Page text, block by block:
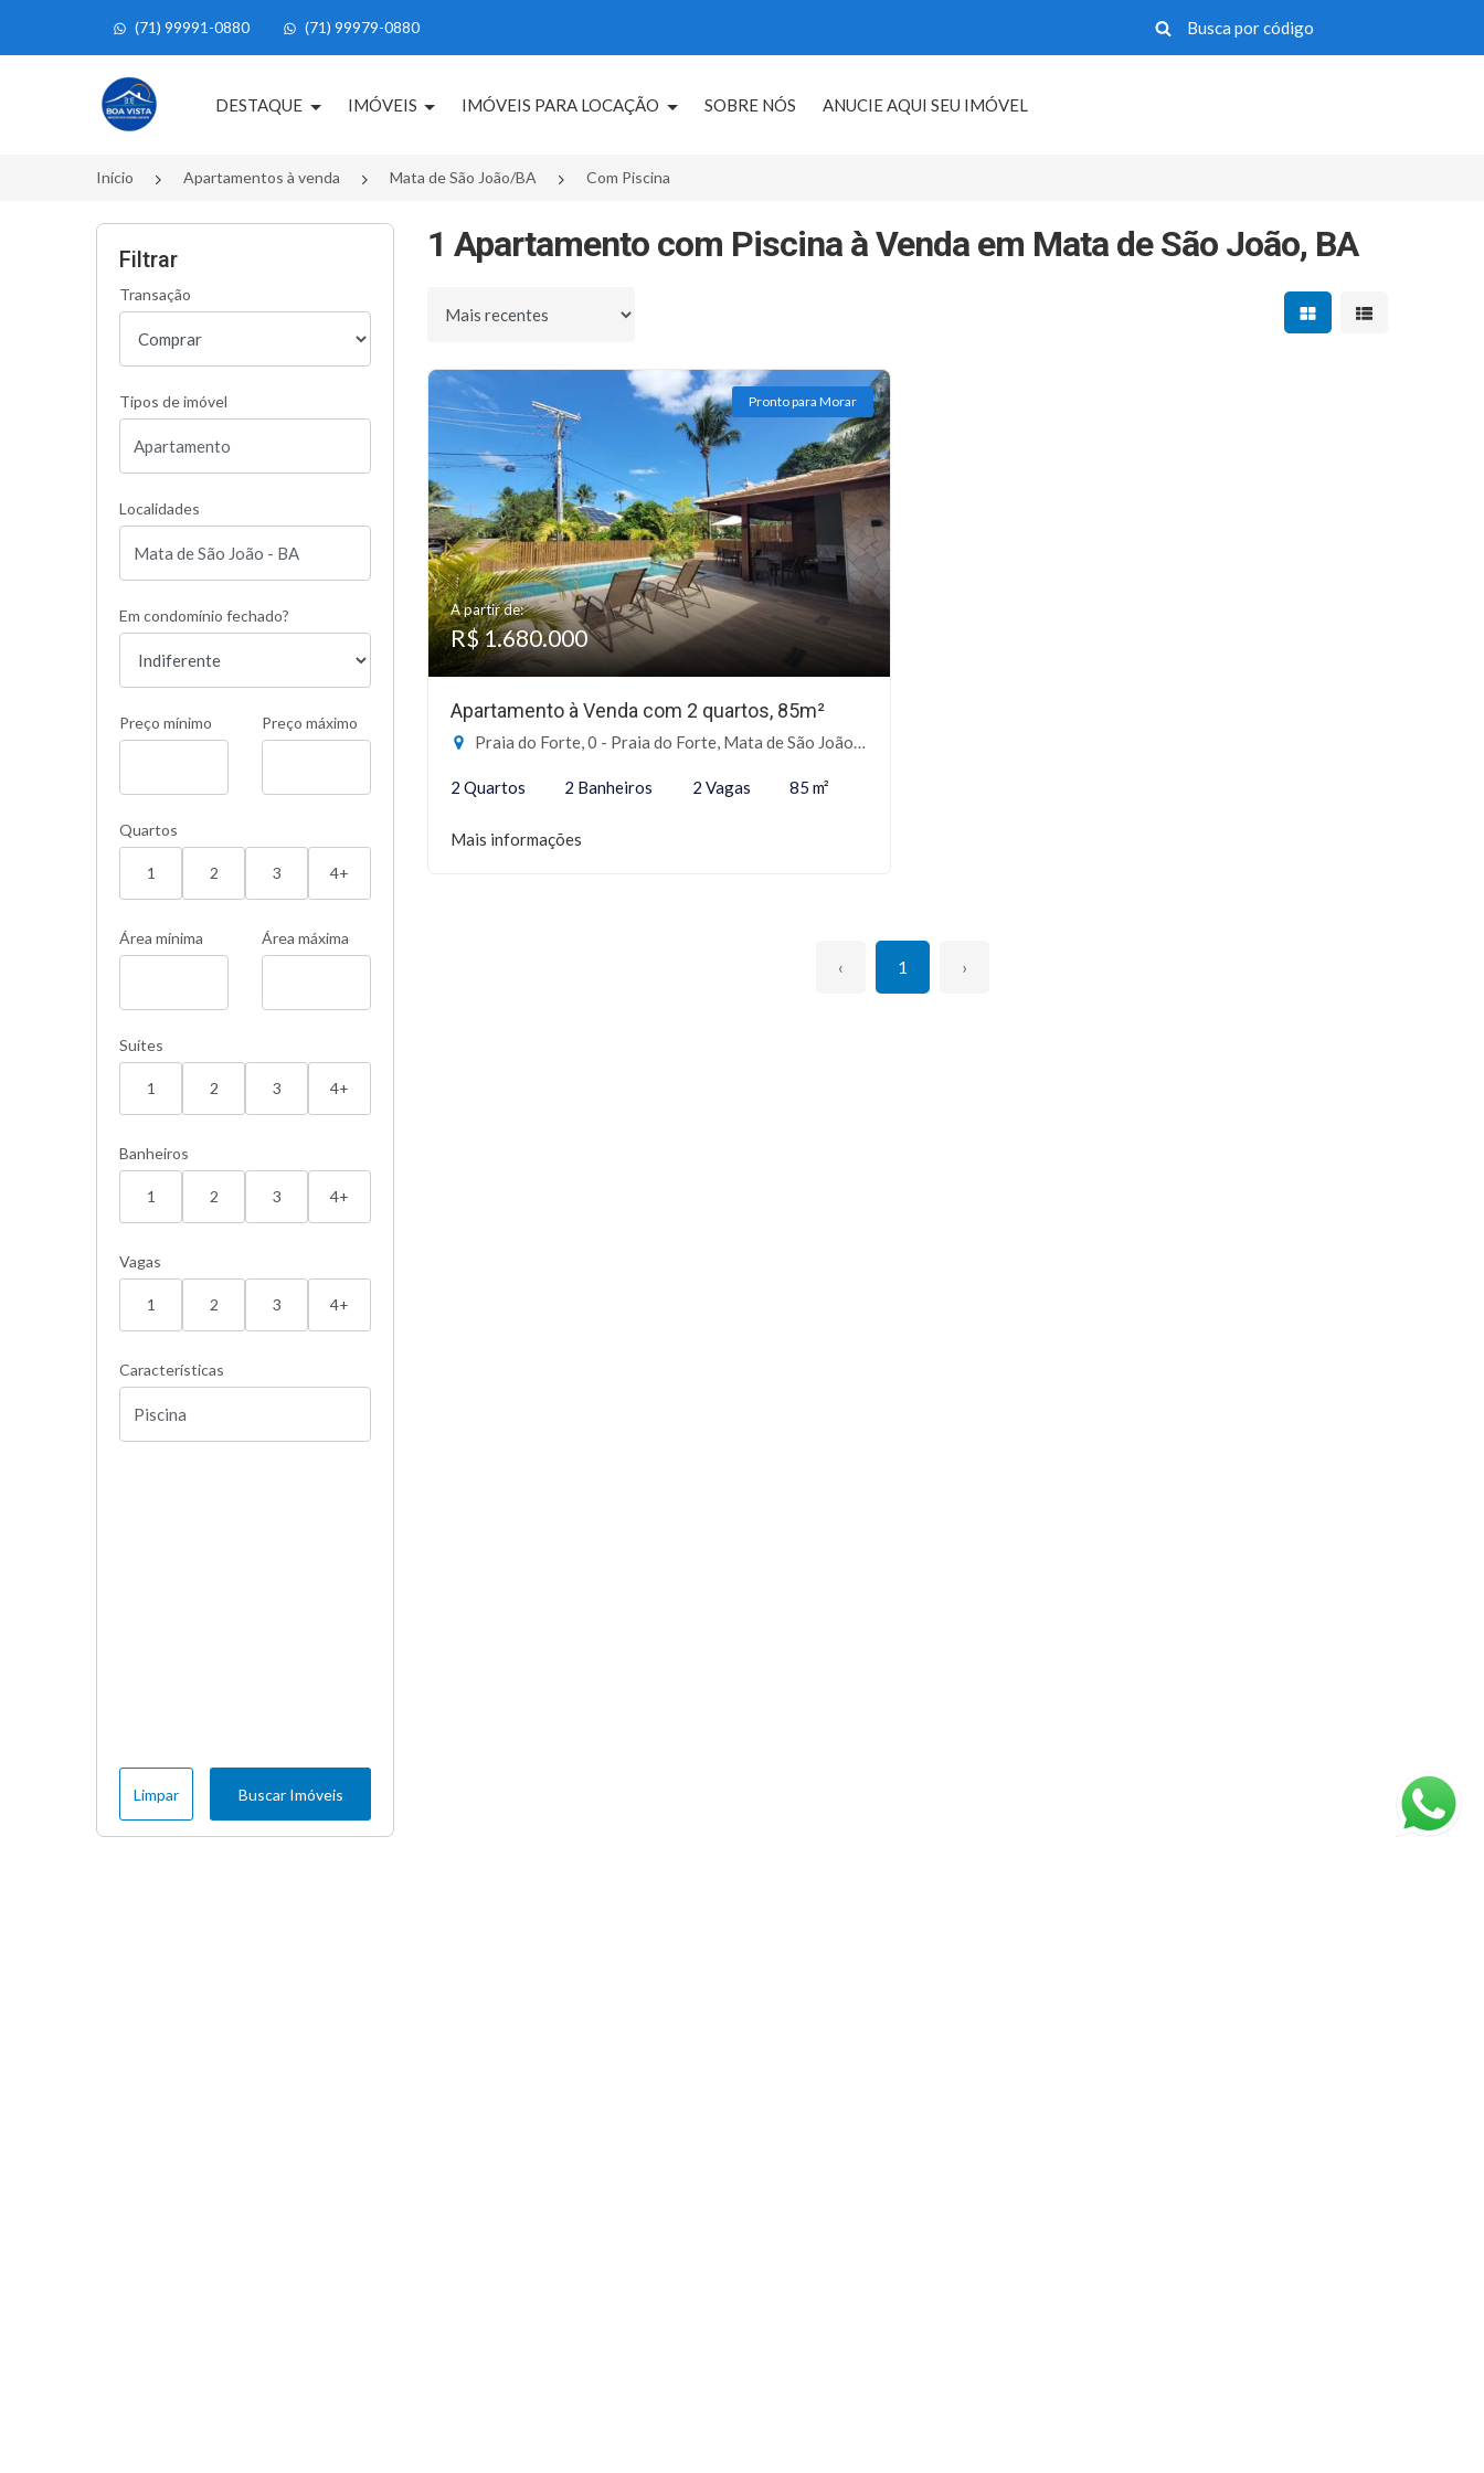
(71) 99991-0880 (71) 99979-0880
Página inicial
DESTAQUE IMÓVEIS IMÓVEIS PARA LOCAÇÃO SOBRE NÓS ANUCIE AQUI SEU IMÓVEL
Início Apartamentos à venda Mata de São João/BA Com Piscina
Filtrar
Transação
Tipos de imóvel
Localidades
Em condomínio fechado?
Preço mínimo Preço máximo
Quartos
1 2 3 4+
Área mínima Área máxima
Suítes
1 2 3 4+
Banheiros
1 2 3 4+
Vagas
1 2 3 4+
Características
Limpar Buscar Imóveis
1 Apartamento com Piscina à Venda em Mata de São João, BA
Ordenar por Mostrar resultados em
Mostrar
Pronto para Morar
A partir de:
R$ 1.680.000
Apartamento à Venda com 2 quartos, 85m²
Praia do Forte, 0 - Praia do Forte, Mata de São João-BA
2 Quartos 2 Banheiros 2 Vagas 85 m²
Mais informações
‹ 1 ›